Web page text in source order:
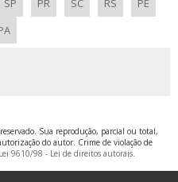
SP PR SC RS
PE
Sua reprodução, parcial ou total,
do autor. Crime de violação de
Lei 9610/98 - Lei de direitos autorais.